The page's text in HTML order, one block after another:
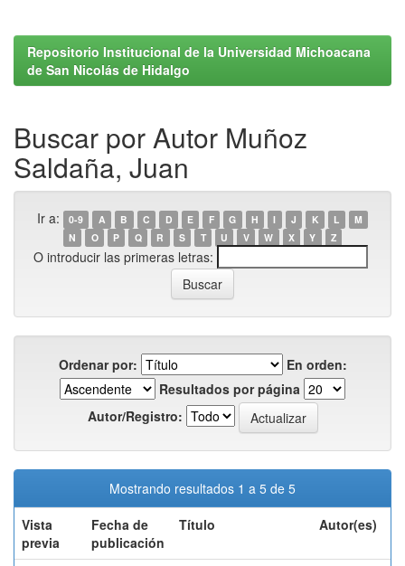
Repositorio Institucional de la Universidad Michoacana
de San Nicolás de Hidalgo
Buscar por Autor Muñoz
Saldaña, Juan
Ir a: 0-9 A B C D E F G H I J K L
M
N
O P Q R S T U V W X Y Z
O introducir las primeras letras:
Ordenar por:
En orden:
Resultados por página
Autor/Registro:
Mostrando resultados 1 a 5 de 5
Vista
previa
Fecha de
publicación
Título Autor(es)